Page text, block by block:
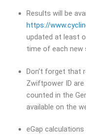
Results will be
https://
updated at least
time of each new
Don’t forget that
Zwiftpower ID
counted in the
available on the
eGap